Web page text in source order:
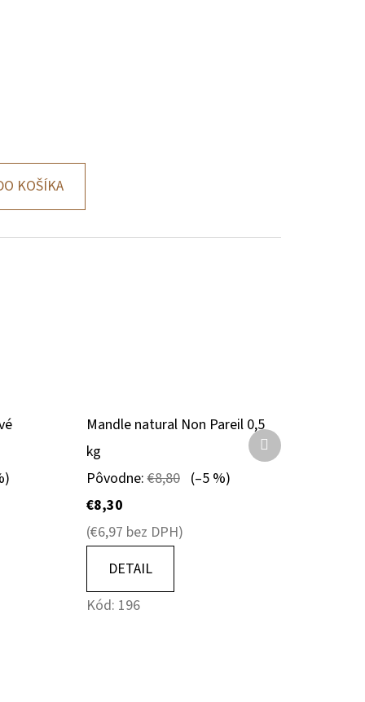
KOŠÍKA
Mandle natural Non Pareil 0,5
kg
Pôvodne:€8,80 (–5 %)
€8,30
(€6,97 bez DPH)
DETAIL
Kód: 196
Ďalší
produkt